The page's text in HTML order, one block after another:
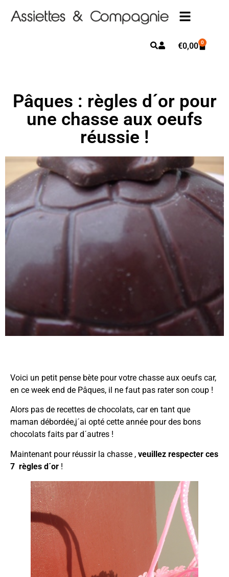
€0,00 0
Pâques : règles d´or pour
une chasse aux oeufs
réussie !
Voici un petit pense bète pour votre chasse aux oeufs car,
en ce week end de Pâques, il ne faut pas rater son coup !
Alors pas de recettes de chocolats, car en tant que
maman débordée,j´ai opté cette année pour des bons
chocolats faits par d´autres !
Maintenant pour réussir la chasse , veuillez respecter ces
7 règles d´or !